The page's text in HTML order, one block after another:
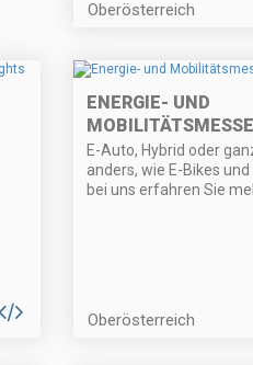
Oberösterreich
ENERGIE- UND
MOBILITÄTSMESSE
E-Auto, Hybrid oder
anders, wie E-Bikes und
bei uns erfahren Sie
Oberösterreich